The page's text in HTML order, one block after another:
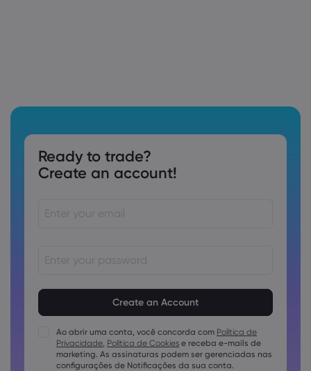
Ready to trade?
Create an account!
As senhas devem conter pelo menos 1 letra maiúscula
As senhas devem conter pelo menos 1 letra minúscula
A senha deve conter ~!@#£%^e)_-+=:;&lt;&gt;{,[]?,.
Ao abrir uma conta, você concorda com Política de
Privacidade, Política de Cookies e receba e-mails de
marketing. As assinaturas podem ser gerenciadas nas
configurações de Notificações da sua conta.